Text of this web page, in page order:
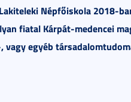
Népfőiskola 2018-
fiatal Kárpát-medencei
egyéb